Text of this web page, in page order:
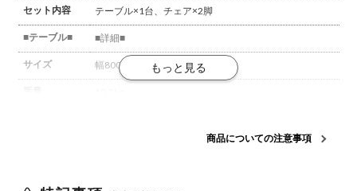
セット内容
テーブル×1台、チェア×2脚
■テーブル■ ■詳細■
サイズ 幅800×奥行800×高さ720mm
天然木(パイン) ラッカー塗装
安)
商品についての注意事項